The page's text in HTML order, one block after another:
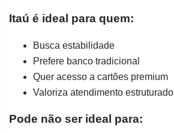
Itaú é ideal para quem:
Busca estabilidade
Prefere banco tradicional
Quer acesso a cartões premium
Valoriza atendimento estruturado
Pode não ser ideal para: